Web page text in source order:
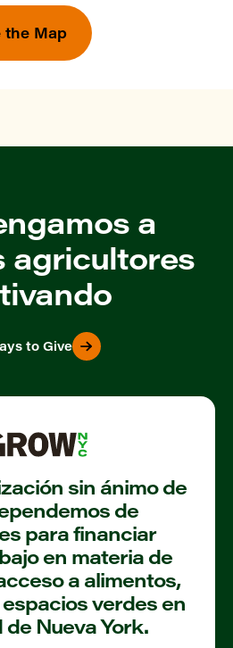
the Map
a
agricultores
to Give
sin ánimo de
de
para financiar
en materia de
a alimentos,
verdes en
Nueva York.